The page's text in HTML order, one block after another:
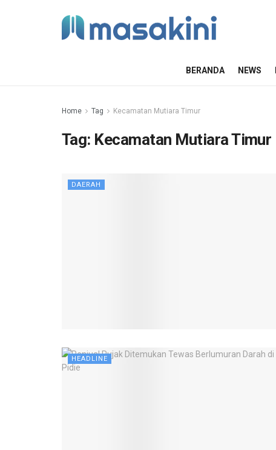
BERANDA NEWS
Home Tag Kecamatan Mutiara Timur
Tag: Kecamatan Mutiara Timur
DAERAH
HEADLINE